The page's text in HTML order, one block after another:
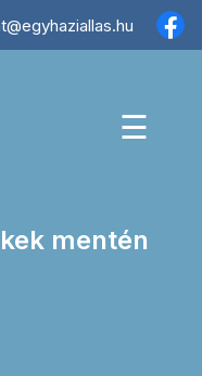
☰
mentén
×